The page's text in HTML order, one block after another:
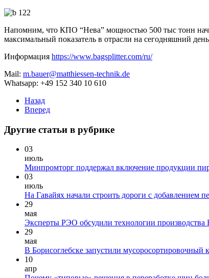
​Напомним, что КПО “Нева”​ мощностью 500 тыс тонн
максимальный показатель в отрасли на сегодняшний
Информация https://www.bagsplitter.com/ru/
Mail: m.bauer@matthiessen-technik.de
Whatsapp: +49 152 340 10 610
Назад
Вперед
Другие статьи в рубрике
03
июль
Минпромторг поддержал включение продукции
03
июль
На Гавайях начали строить дороги с добавлением
29
мая
Эксперты РЭО обсудили технологии производства
29
мая
В Борисоглебске запустили
10
апр